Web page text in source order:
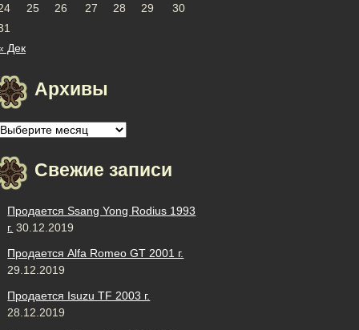
Дек
25 26 27 28 29
30
Архивы
Свежие записи
Продается Ssang Yong Rodius 1993
г. 30.12.2019
Продается Alfa Romeo GT 2001 г.
29.12.2019
Продается Isuzu TF 2003 г.
28.12.2019